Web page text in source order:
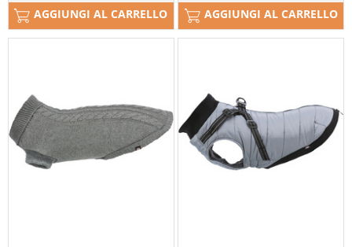
AGGIUNGI AL CARRELLO AGGIUNGI AL CARRELLO